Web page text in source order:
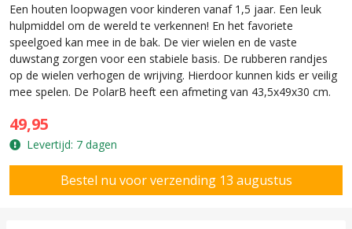
Een houten loopwagen voor kinderen vanaf 1,5 jaar. Een leuk
hulpmiddel om de wereld te verkennen! En het favoriete
speelgoed kan mee in de bak. De vier wielen en de vaste
duwstang zorgen voor een stabiele basis. De rubberen randjes
op de wielen verhogen de wrijving. Hierdoor kunnen kids er veilig
mee spelen. De PolarB heeft een afmeting van 43,5x49x30 cm.
49,95
Levertijd: 7 dagen